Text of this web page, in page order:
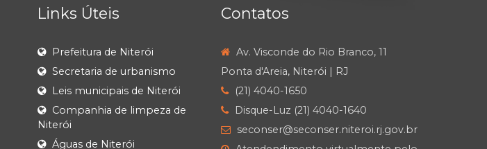
Links Úteis
Prefeitura de Niterói
Secretaria de urbanismo
Leis municipais de Niterói
Companhia de limpeza de
Niterói
Águas de Niterói
Contatos
Av. Visconde do Rio Branco, 11
Ponta d'Areia, Niterói | RJ
(21) 4040-1650
Disque-Luz (21) 4040-1640
seconser@seconser.niteroi.rj.gov.br